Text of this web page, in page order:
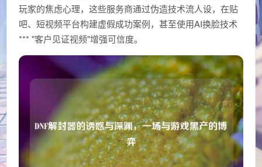
玩家的焦虑心理，这些服务商通过伪造技术流人设，在贴
吧、短视频平台构建虚假成功案例，甚至使用AI换脸技术
*** "客户见证视频"增强可信度。